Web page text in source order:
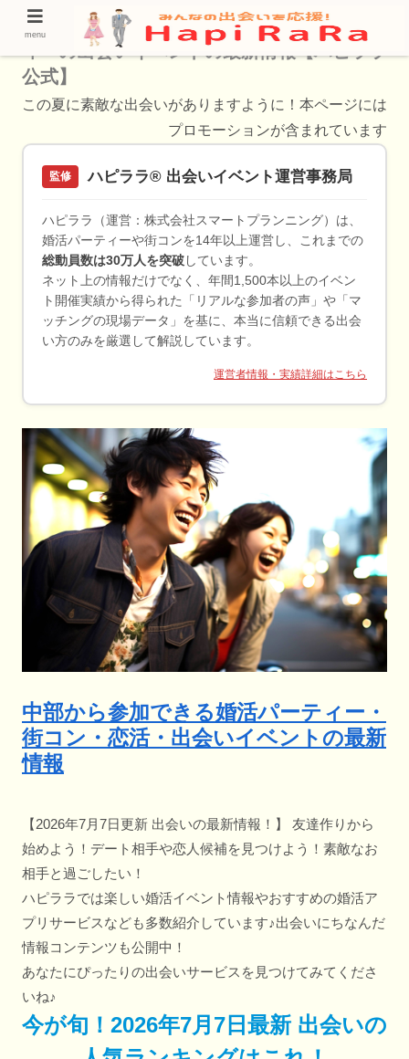
中部の婚活パーティー・街コン・恋活パーテ
ィーの出会いイベントの最新情報【ハピララ
公式】
この夏に素敵な出会いがありますように！本ページには
プロモーションが含まれています
監修 ハピララ® 出会いイベント運営事務局
ハピララ（運営：株式会社スマートプランニング）は、
婚活パーティーや街コンを14年以上運営し、これまでの
総動員数は30万人を突破 しています。
ネット上の情報だけでなく、年間1,500本以上のイベン
ト開催実績から得られた「リアルな参加者の声」や「マ
ッチングの現場データ」を基に、本当に信頼できる出会
い方のみを厳選して解説しています。
運営者情報・実績詳細はこちら
中部から参加できる婚活パーティー・
街コン・恋活・出会いイベントの最新
情報
【2026年7月7日更新 出会いの最新情報！】 友達作りから
始めよう！デート相手や恋人候補を見つけよう！素敵なお
相手と過ごしたい！
ハピララでは楽しい婚活イベント情報やおすすめの婚活ア
プリサービスなども多数紹介しています♪出会いにちなんだ
情報コンテンツも公開中！
あなたにぴったりの出会いサービスを見つけてみてくださ
いね♪
今が旬！2026年7月7日最新 出会いの
menu